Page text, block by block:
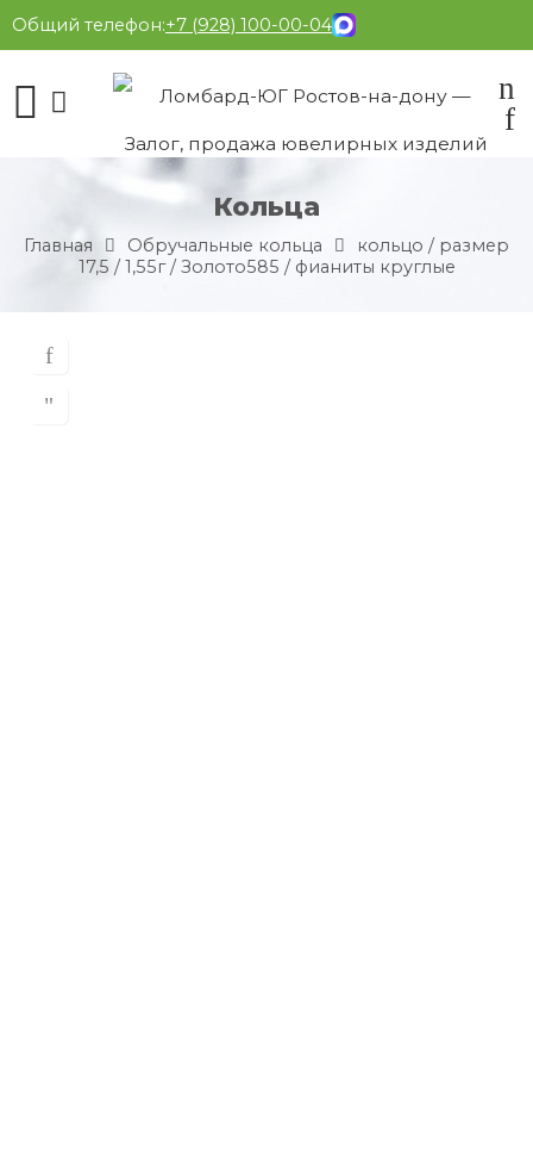
Общий телефон:+7 (928) 100-00-04
Кольца
Главная Обручальные кольца
кольцо / размер
17,5 / 1,55г / Золото585 / фианиты круглые